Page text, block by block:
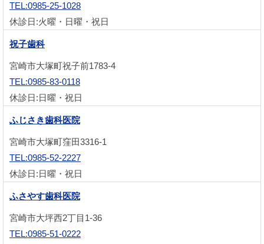
TEL:0985-25-1028
休診日:火曜・日曜・祝日
祝子歯科
宮崎市大塚町祝子前1783-4
TEL:0985-83-0118
休診日:日曜・祝日
ふじさき歯科医院
宮崎市大塚町窪田3316-1
TEL:0985-52-2227
休診日:日曜・祝日
ふさやす歯科医院
宮崎市大坪西2丁目1-36
TEL:0985-51-0222